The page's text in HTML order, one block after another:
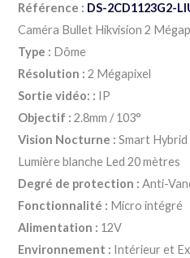
Référence : DS-2CD1123G2-
Caméra Bullet Hikvision 2
Type : Dôme
Résolution : 2 Mégapixel
Sortie vidéo: : IP
Objectif : 2.8mm / 103°
Vision Nocturne : Smart
Lumière blanche Led 20 mètres
Degré de protection : Anti-
Fonctionnalité : Micro intégré
Alimentation : 12V
Environnement : Intérieur et